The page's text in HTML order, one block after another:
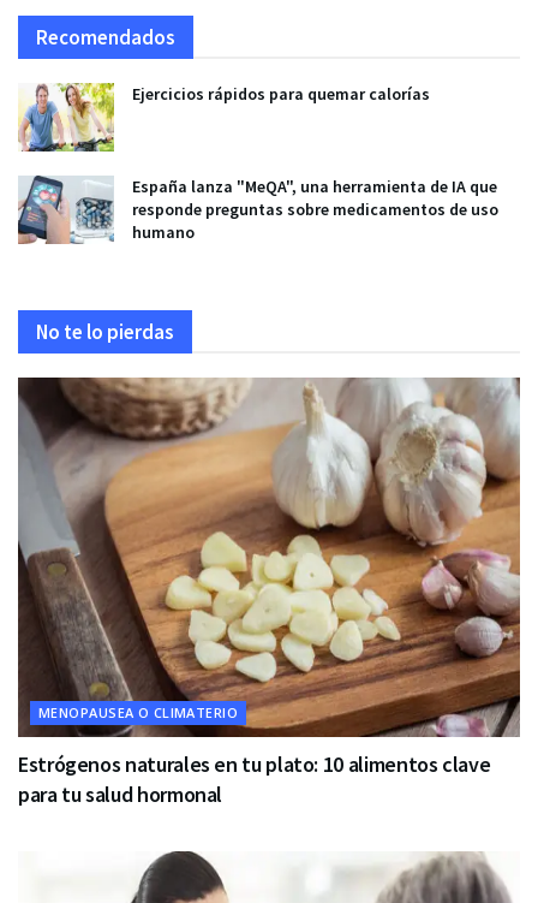
Recomendados
Ejercicios rápidos para quemar calorías
España lanza "MeQA", una herramienta de IA que
responde preguntas sobre medicamentos de uso
humano
No te lo pierdas
MENOPAUSEA O CLIMATERIO
Estrógenos naturales en tu plato: 10 alimentos clave
para tu salud hormonal